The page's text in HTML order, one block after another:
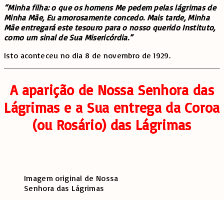
“Minha filha: o que os homens Me pedem pelas lágrimas de
Minha Mãe, Eu amorosamente concedo. Mais tarde, Minha
Mãe entregará este tesouro para o nosso querido Instituto,
como um sinal de Sua Misericórdia.”
Isto aconteceu no dia 8 de novembro de 1929.
A aparição de Nossa Senhora das
Lágrimas e a Sua entrega da Coroa
(ou Rosário) das Lágrimas
Imagem original de Nossa
Senhora das Lágrimas